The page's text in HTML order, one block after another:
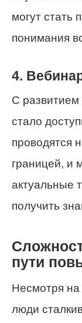
могут стать
понимания
4.
С развитием
стало
проводятся
границей, и
актуальные
получить
пути
Несмотря
люди